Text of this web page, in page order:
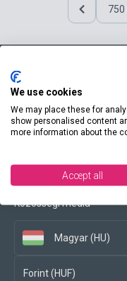
750
Elérhetőségeink
Közösségi média
Magyar (HU)
Forint (HUF)
We use cookies
We may place these for
show personalised content
more information about the
Accept all